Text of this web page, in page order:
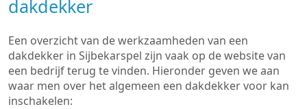
dakdekker
Een overzicht van de werkzaamheden van een
dakdekker in Sijbekarspel zijn vaak op de website van
een bedrijf terug te vinden. Hieronder geven we aan
waar men over het algemeen een dakdekker voor kan
inschakelen: